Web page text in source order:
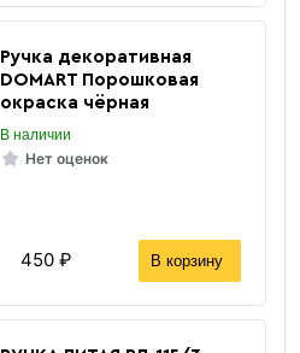
Ручка декоративная
DOMART Порошковая
окраска чёрная
В наличии
Нет оценок
450 ₽ В корзину